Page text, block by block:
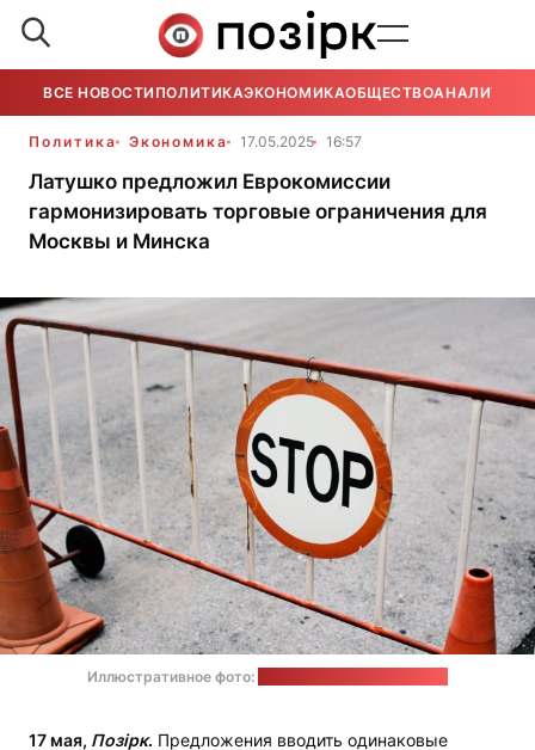
ВСЕ НОВОСТИ ПОЛИТИКАЭКОНОМИКАОБЩЕСТВОАНАЛИТИКА
Политика Экономика 17.05.2025 16:57
Латушко предложил Еврокомиссии
гармонизировать торговые ограничения для
Москвы и Минска
Иллюстративное фото:
17 мая, Позірк. Предложения вводить одинаковые